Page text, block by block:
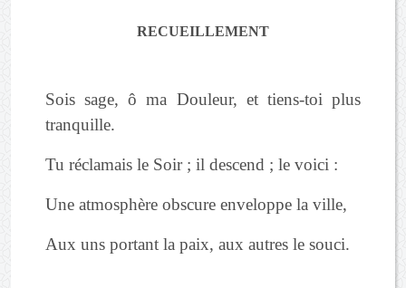
RECUEILLEMENT
Sois sage, ô ma Douleur, et tiens-toi plus
tranquille.
Tu réclamais le Soir ; il descend ; le voici :
Une atmosphère obscure enveloppe la ville,
Aux uns portant la paix, aux autres le souci.